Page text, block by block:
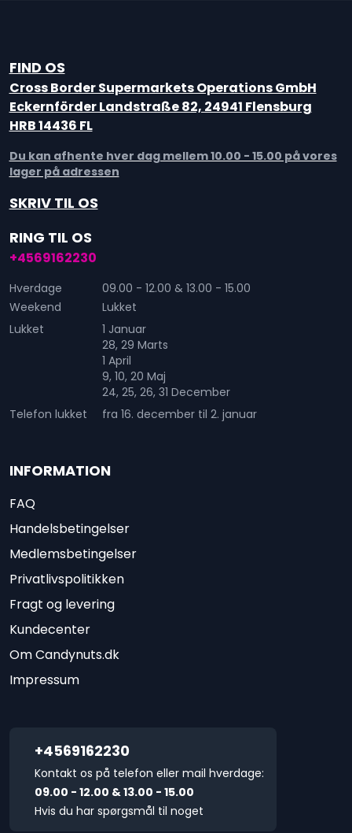
FIND OS
Cross Border Supermarkets Operations GmbH
Eckernförder Landstraße 82, 24941 Flensburg
HRB 14436 FL
Du kan afhente hver dag mellem 10.00 - 15.00 på vores
lager på adressen
SKRIV TIL OS
RING TIL OS
+4569162230
Hverdage
09.00 - 12.00 & 13.00 - 15.00
Weekend
Lukket
Lukket
Telefon lukket
1 Januar
28, 29 Marts
1 April
9, 10, 20 Maj
24, 25, 26, 31 December
fra 16. december til 2. januar
INFORMATION
FAQ
Handelsbetingelser
Medlemsbetingelser
Privatlivspolitikken
Fragt og levering
Kundecenter
Om Candynuts.dk
Impressum
+4569162230
Kontakt os på telefon eller mail hverdage:
09.00 - 12.00 & 13.00 - 15.00
Hvis du har spørgsmål til noget